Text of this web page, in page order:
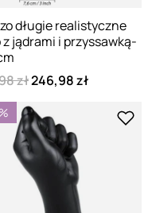
długie realistyczne
jądrami i przyssawką-
zł246,98 zł